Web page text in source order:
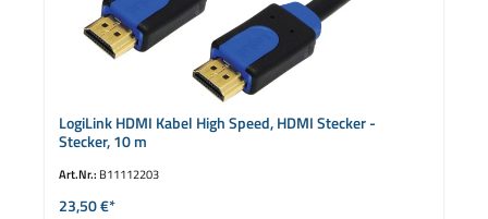
LogiLink HDMI Kabel High Speed, HDMI Stecker -
Stecker, 10 m
Art.Nr.: B11112203
23,50 €*